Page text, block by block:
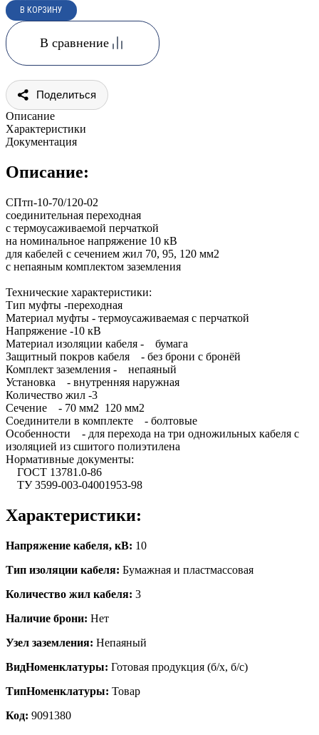
В сравнение
Поделиться
Описание
Характеристики
Документация
Описание:
СПтп-10-70/120-02
соединительная переходная
с термоусаживаемой перчаткой
на номинальное напряжение 10 кВ
для кабелей с сечением жил 70, 95, 120 мм2
с непаяным комплектом заземления
Технические характеристики:
Тип муфты -переходная
Материал муфты - термоусаживаемая с перчаткой
Напряжение -10 кВ
Материал изоляции кабеля - бумага
Защитный покров кабеля - без брони с бронёй
Комплект заземления - непаяный
Установка - внутренняя наружная
Количество жил -3
Сечение - 70 мм2 120 мм2
Соединители в комплекте - болтовые
Особенности - для перехода на три одножильных кабеля с
изоляцией из сшитого полиэтилена
Нормативные документы:
ГОСТ 13781.0-86
ТУ 3599-003-04001953-98
Характеристики:
Напряжение кабеля, кВ: 10
Тип изоляции кабеля: Бумажная и пластмассовая
Количество жил кабеля: 3
Наличие брони: Нет
Узел заземления: Непаяный
ВидНоменклатуры: Готовая продукция (б/х, б/с)
ТипНоменклатуры: Товар
Код: 9091380